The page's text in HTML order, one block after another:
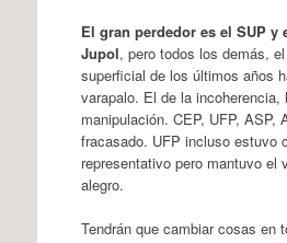
El gran perdedor es el SUP y
Jupol, pero todos los demás,
superficial de los últimos años
varapalo. El de la incoherencia,
manipulación. CEP, UFP, ASP,
fracasado. UFP incluso estuvo
representativo pero mantuvo el
alegro.
Tendrán que cambiar cosas en